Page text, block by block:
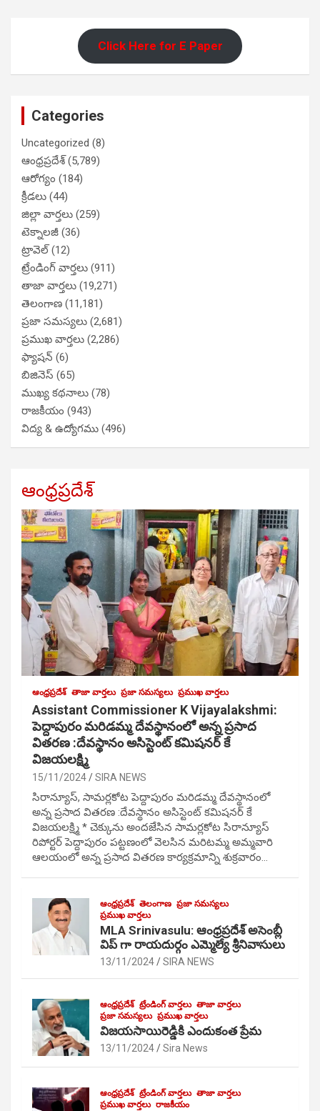
Click Here for E Paper
Categories
Uncategorized (8)
ఆంధ్రప్రదేశ్(5,789)
ఆరోగ్యం (184)
క్రీడలు (44)
జిల్లా వార్తలు (259)
టెక్నాలజీ (36)
ట్రావెల్(12)
ట్రేండింగ్ వార్తలు (911)
తాజా వార్తలు (19,271)
తెలంగాణ (11,181)
ప్రజా సమస్యలు (2,681)
ప్రముఖ వార్తలు (2,286)
ఫ్యాషన్ (6)
బిజినెస్ (65)
ముఖ్య కథనాలు (78)
రాజకీయం (943)
విద్య & ఉద్యోగము (496)
ఆంధ్రప్రదేశ్
ఆంధ్రప్రదేశ్ తాజా వార్తలు ప్రజా సమస్యలు ప్రముఖ వార్తలు
Assistant Commissioner K Vijayalakshmi:
పెద్దాపురం మరిడమ్మ దేవస్థానంలో అన్న ప్రసాద
వితరణ :దేవస్థానం అసిస్టెంట్ కమిషనర్ కే
విజయలక్ష్మి
15/11/2024 SIRA NEWS
సిరాన్యూస్, సామర్లకోట పెద్దాపురం మరిడమ్మ దేవస్థానంలో
అన్న ప్రసాద వితరణ :దేవస్థానం అసిస్టెంట్ కమిషనర్ కే
విజయలక్ష్మి * చెక్కును అందజేసిన సామర్లకోట సిరాన్యూస్
రిపోర్టర్ పెద్దాపురం పట్టణంలో వెలసిన మరిటమ్మ అమ్మవారి
ఆలయంలో అన్న ప్రసాద వితరణ కార్యక్రమాన్ని శుక్రవారం…
ఆంధ్రప్రదేశ్ తెలంగాణ ప్రజా సమస్యలు
ప్రముఖ వార్తలు
MLA Srinivasulu: ఆంధ్రప్రదేశ్ అసెంబ్లీ
విప్ గా రాయదుర్గం ఎమ్మెల్యే శ్రీనివాసులు
13/11/2024 SIRA NEWS
ఆంధ్రప్రదేశ్ ట్రేండింగ్ వార్తలు తాజా వార్తలు
ప్రజా సమస్యలు ప్రముఖ వార్తలు
విజయసాయిరెడ్డికి ఎందుకంత ప్రేమ
13/11/2024 Sira News
ఆంధ్రప్రదేశ్ ట్రేండింగ్ వార్తలు తాజా వార్తలు
ప్రముఖ వార్తలు రాజకీయం